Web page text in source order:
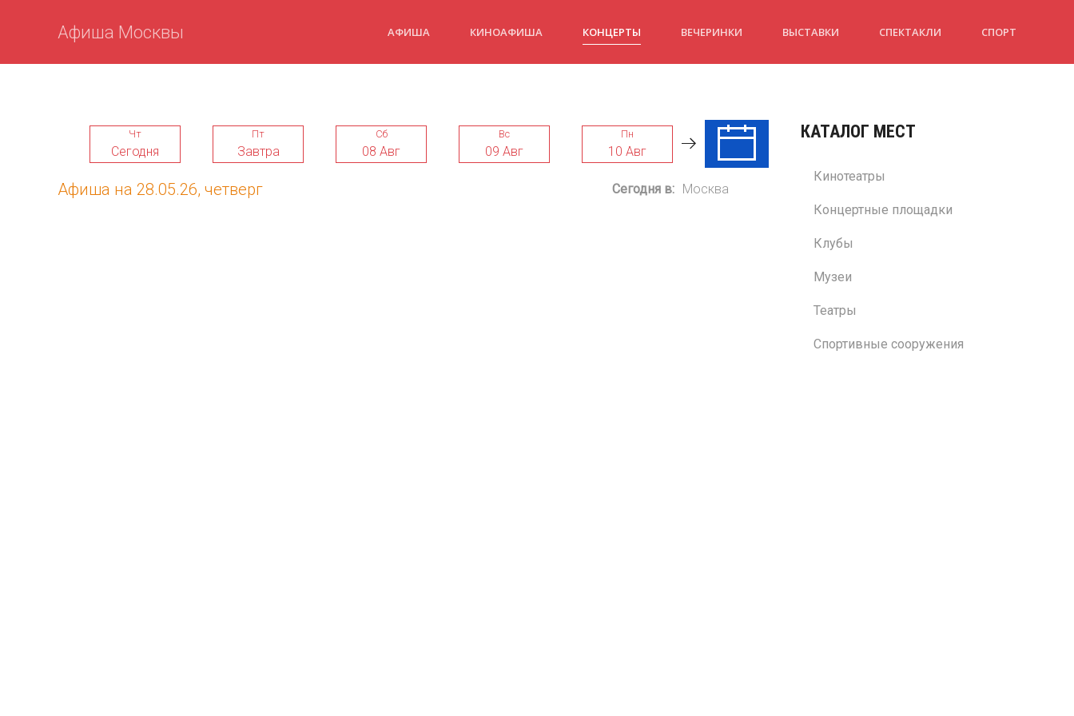
Афиша Москвы АФИША КИНОАФИША КОНЦЕРТЫ ВЕЧЕРИНКИ ВЫСТАВКИ СПЕКТАКЛИ СПОРТ
Чт
Сегодня
Пт
Завтра
Сб
08 Авг
Вс
09 Авг
Пн
10 Авг
Вт Ср
Сегодня в: Москва
Афиша на 28.05.26, четверг
КАТАЛОГ МЕСТ
Кинотеатры
Концертные площадки
Клубы
Музеи
Театры
Спортивные сооружения